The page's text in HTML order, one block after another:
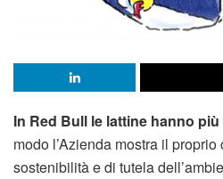
In Red Bull le lattine hanno
modo l’Azienda mostra il
sostenibilità e di tutela